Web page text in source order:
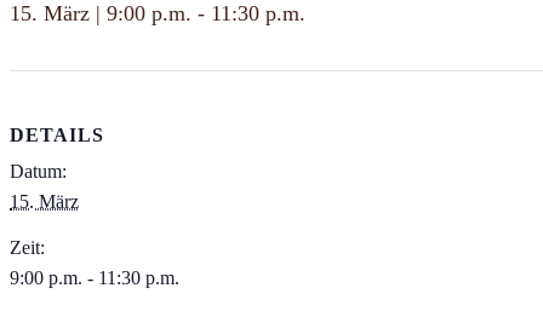
15. März | 9:00 p.m. - 11:30 p.m.
DETAILS
Datum:
15. März
Zeit:
9:00 p.m. - 11:30 p.m.